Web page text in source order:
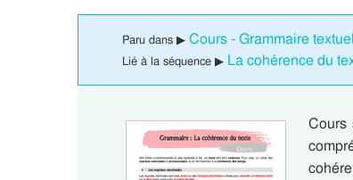
Paru dans ▶ Cours - Grammaire
Lié à la séquence ▶ La cohérence du
Cours